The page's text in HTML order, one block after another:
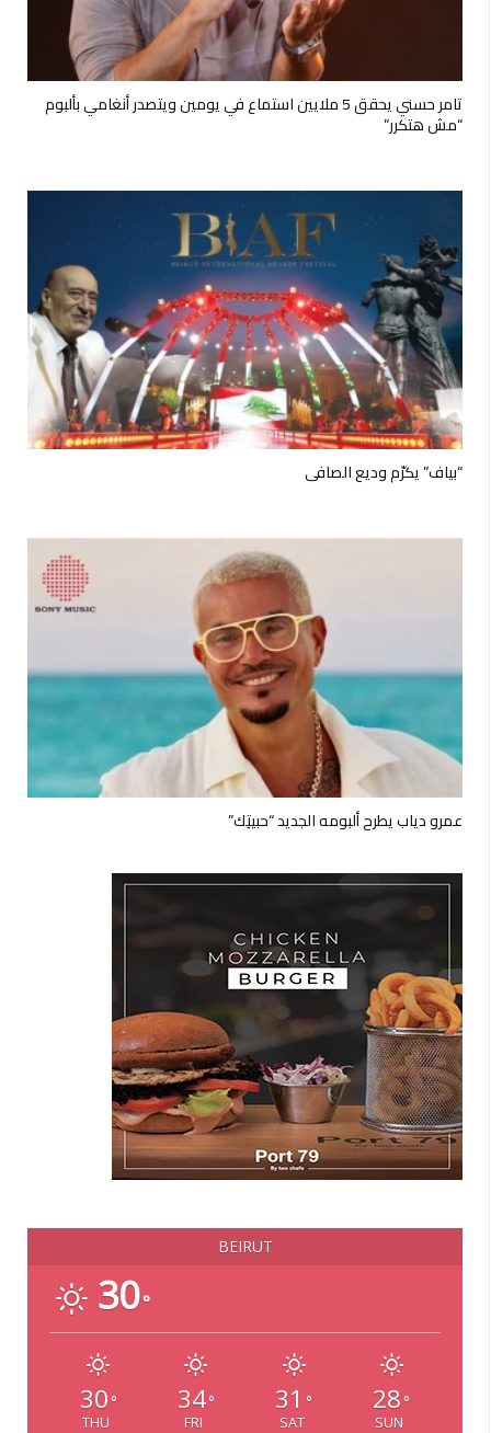
تامر حسني يحقق 5 ملايين استماع في يومين ويتصدر أنغامي بألبوم
“مش هتكرر”
“بياف” يكرّم وديع الصافي
عمرو دياب يطرح ألبومه الجديد “حبيتِك”
BEIRUT
30°
30 °
THU
34°
FRI
31 °
SAT
28 °
SUN